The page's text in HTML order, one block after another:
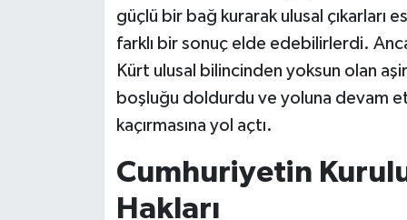
güçlü bir bağ kurarak ulusal çıkarları
farklı bir sonuç elde edebilirlerdi.
Kürt ulusal bilincinden yoksun olan
boşluğu doldurdu ve yoluna devam
kaçırmasına yol açtı.
Cumhuriyetin
Hakları